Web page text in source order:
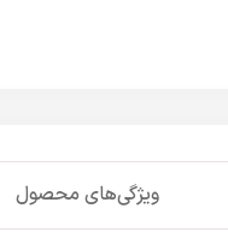
ویژگی‌های محصول